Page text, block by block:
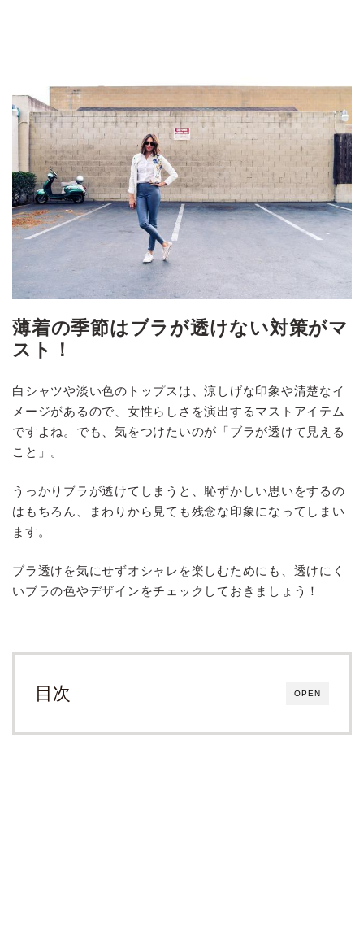
薄着の季節はブラが透けない対策がマ
スト！
白シャツや淡い色のトップスは、涼しげな印象や清楚なイ
メージがあるので、女性らしさを演出するマストアイテム
ですよね。でも、気をつけたいのが「ブラが透けて見える
こと」。
うっかりブラが透けてしまうと、恥ずかしい思いをするの
はもちろん、まわりから見ても残念な印象になってしまい
ます。
ブラ透けを気にせずオシャレを楽しむためにも、透けにく
いブラの色やデザインをチェックしておきましょう！
OPEN
目次